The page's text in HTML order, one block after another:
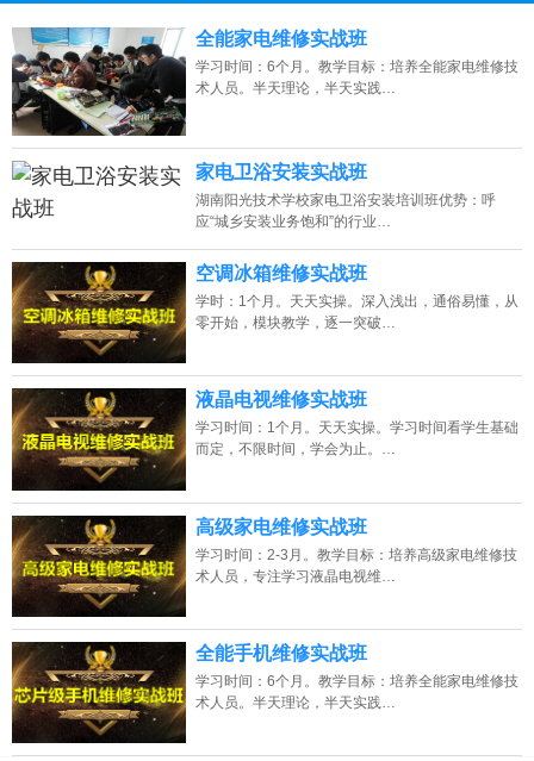
点击免费咨询电话：13807313137
全能家电维修实战班
学习时间：6个月。教学目标：培养全能家电维修技
术人员。半天理论，半天实践…
家电卫浴安装实战班
湖南阳光技术学校家电卫浴安装培训班优势：呼
应“城乡安装业务饱和”的行业…
空调冰箱维修实战班
学时：1个月。天天实操。深入浅出，通俗易懂，从
零开始，模块教学，逐一突破…
液晶电视维修实战班
学习时间：1个月。天天实操。学习时间看学生基础
而定，不限时间，学会为止。…
高级家电维修实战班
学习时间：2-3月。教学目标：培养高级家电维修技
术人员，专注学习液晶电视维…
全能手机维修实战班
学习时间：6个月。教学目标：培养全能家电维修技
术人员。半天理论，半天实践…